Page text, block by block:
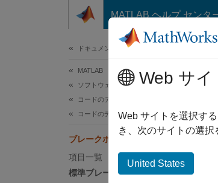
コンテンツへスキップ
MATLAB ヘルプ センタ
ドキュメンテーションのホーム
MATLAB
ソフトウェア開発
コードのデバッグと改善
コードのデバッグ
ブレークポイントを設定する
項目一覧
標準ブレークポイント
Web サイ
Web サイトを選択す
き、次のサイトの選択
United States